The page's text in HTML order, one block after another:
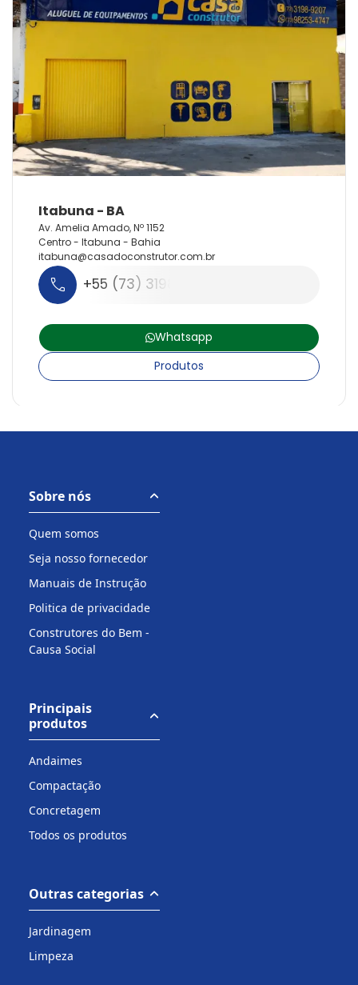
Av. Amelia Amado, Nº 1152
Centro - Itabuna - Bahia
itabuna@casadoconstrutor.com.br
+55 (73) 3198-9207
Whatsapp
Produtos
Sobre nós
Quem somos
Seja nosso fornecedor
Manuais de Instrução
Politica de privacidade
Construtores do Bem -
Causa Social
Principais
produtos
Andaimes
Compactação
Concretagem
Todos os produtos
Outras categorias
Jardinagem
Limpeza